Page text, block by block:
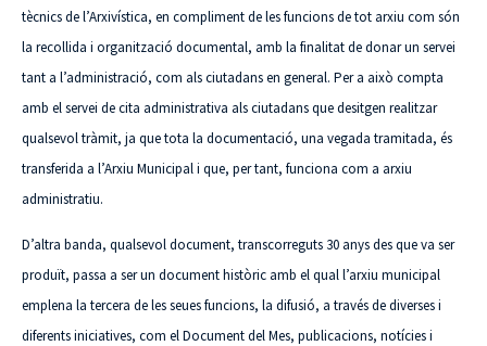
tècnics de l’Arxivística, en compliment de les funcions de tot arxiu com són
la recollida i organització documental, amb la finalitat de donar un servei
tant a l’administració, com als ciutadans en general. Per a això compta
amb el servei de cita administrativa als ciutadans que desitgen realitzar
qualsevol tràmit, ja que tota la documentació, una vegada tramitada, és
transferida a l’Arxiu Municipal i que, per tant, funciona com a arxiu
administratiu.
D’altra banda, qualsevol document, transcorreguts 30 anys des que va ser
produït, passa a ser un document històric amb el qual l’arxiu municipal
emplena la tercera de les seues funcions, la difusió, a través de diverses i
diferents iniciatives, com el Document del Mes, publicacions, notícies i